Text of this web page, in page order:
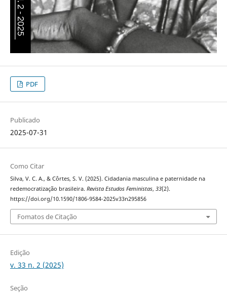
PDF
Publicado
2025-07-31
Como Citar
Silva, V. C. A., & Côrtes, S. V. (2025). Cidadania masculina e paternidade na
redemocratização brasileira. Revista Estudos Feministas, 33(2).
https://doi.org/10.1590/1806-9584-2025v33n295856
Fomatos de Citação
Edição
v. 33 n. 2 (2025)
Seção